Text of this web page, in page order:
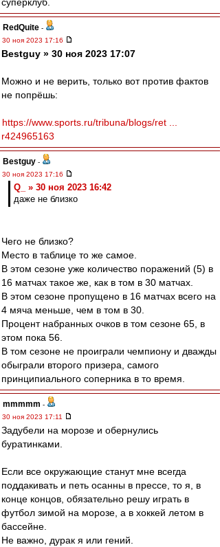
RedQuite -
30 ноя 2023 17:16
Bestguy » 30 ноя 2023 17:07
Можно и не верить, только вот против фактов
не попрёшь:
https://www.sports.ru/tribuna/blogs/ret ...
r424965163
Bestguy -
30 ноя 2023 17:16
Q_ » 30 ноя 2023 16:42
даже не близко
Чего не близко?
Место в таблице то же самое.
В этом сезоне уже количество поражений (5) в
16 матчах такое же, как в том в 30 матчах.
В этом сезоне пропущено в 16 матчах всего на
4 мяча меньше, чем в том в 30.
Процент набранных очков в том сезоне 65, в
этом пока 56.
В том сезоне не проиграли чемпиону и дважды
обыграли второго призера, самого
принципиального соперника в то время.
mmmmm -
30 ноя 2023 17:11
Задубели на морозе и обернулись
буратинками.
Если все окружающие станут мне всегда
поддакивать и петь осанны в прессе, то я, в
конце концов, обязательно решу играть в
футбол зимой на морозе, а в хоккей летом в
бассейне.
Не важно, дурак я или гений.